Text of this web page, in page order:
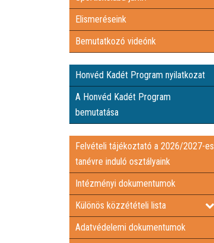
Elismeréseink
Bemutatkozó videónk
Honvéd Kadét Program nyilatkozat
A Honvéd Kadét Program
bemutatása
Felvételi tájékoztató a 2026/2027-es
tanévre induló osztályaink
Intézményi dokumentumok
Különös közzétételi lista
Adatvédelemi dokumentumok